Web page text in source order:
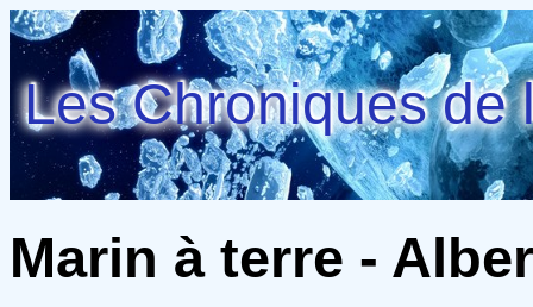
Les Chroniques de
Marin à terre -